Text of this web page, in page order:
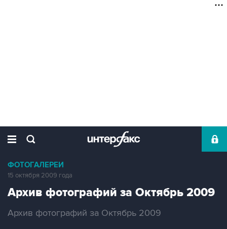
ФОТОГАЛЕРЕИ
15 октября 2009 года
Архив фотографий за Октябрь 2009
Архив фотографий за Октябрь 2009